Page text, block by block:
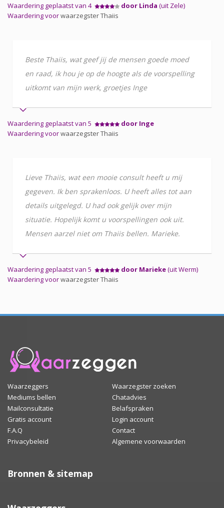
Waardering geplaatst van 4 door Linda (uit Zele)
Waardering voorwaarzegster Thaiis
Beste Thaiis, wat geef jij de mensen goede moed
en raad, ik hou je op de hoogte als de voorspelling
uitkomt van mijn werk, groetjes Inge
Waardering geplaatst van 5
door Inge
Waardering voorwaarzegster Thaiis
Lieve Thaiis, wat een mooie consult heeft u mij
gegeven. Ik ben sprakenloos. U heeft alles tot aan
details uitgelegd. U had ook gelijk over mijn
situatie. Hopelijk komt u voorspellingen ook uit.
Mensen aarzel niet om Thaiis bellen. Marieke.
Waardering geplaatst van 5 door Marieke(uit Werm)
Waardering voorwaarzegster Thaiis
Waarzeggers
Waarzegster zoeken
Mediums bellen
Chatadvies
Mailconsultatie
Belafspraken
Gratis account
Login account
F.A.Q
Contact
Privacybeleid
Algemene voorwaarden
Bronnen & sitemap